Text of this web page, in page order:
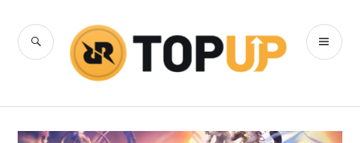
content
RRQ Topup
Blog
SEARCH